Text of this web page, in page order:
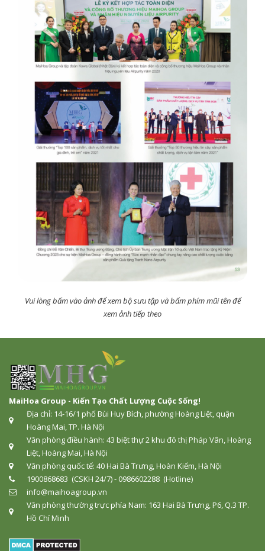
Vui lòng bấm vào ảnh để xem bộ sưu tập và bấm phím mũi tên để
xem ảnh tiếp theo
MaiHoa Group - Kiến Tạo Chất Lượng Cuộc Sống!
Địa chỉ: 14-16/1 phố Bùi Huy Bích, phường Hoàng Liệt, quận
Hoàng Mai, TP. Hà Nội
Văn phòng điều hành: 43 biệt thự 2 khu đô thị Pháp Vân, Hoàng
Liệt, Hoàng Mai, Hà Nội
Văn phòng quốc tế: 40 Hai Bà Trưng, Hoàn Kiếm, Hà Nội
1900868683 (CSKH 24/7) - 0986602288 (Hotline)
info@maihoagroup.vn
Văn phòng thường trực phía Nam: 163 Hai Bà Trưng, P6, Q.3 TP.
Hồ Chí Minh